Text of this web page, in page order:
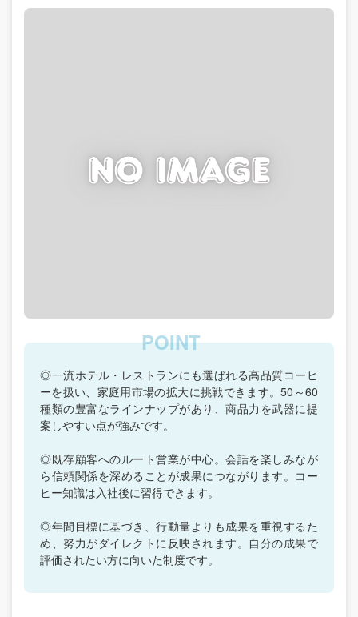
◎一流ホテル・レストランにも選ばれる高品質コーヒ
ーを扱い、家庭用市場の拡大に挑戦できます。50～60
種類の豊富なラインナップがあり、商品力を武器に提
案しやすい点が強みです。
◎既存顧客へのルート営業が中心。会話を楽しみなが
ら信頼関係を深めることが成果につながります。コー
ヒー知識は入社後に習得できます。
◎年間目標に基づき、行動量よりも成果を重視するた
め、努力がダイレクトに反映されます。自分の成果で
評価されたい方に向いた制度です。